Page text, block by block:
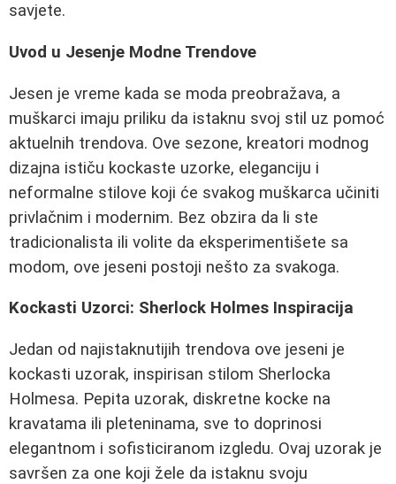
savjete.
Uvod u Jesenje Modne Trendove
Jesen je vreme kada se moda preobražava, a
muškarci imaju priliku da istaknu svoj stil uz pomoć
aktuelnih trendova. Ove sezone, kreatori modnog
dizajna ističu kockaste uzorke, eleganciju i
neformalne stilove koji će svakog muškarca učiniti
privlačnim i modernim. Bez obzira da li ste
tradicionalista ili volite da eksperimentišete sa
modom, ove jeseni postoji nešto za svakoga.
Kockasti Uzorci: Sherlock Holmes Inspiracija
Jedan od najistaknutijih trendova ove jeseni je
kockasti uzorak, inspirisan stilom Sherlocka
Holmesa. Pepita uzorak, diskretne kocke na
kravatama ili pleteninama, sve to doprinosi
elegantnom i sofisticiranom izgledu. Ovaj uzorak je
savršen za one koji žele da istaknu svoju